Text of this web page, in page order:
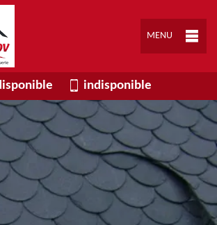
MENU
indisponible